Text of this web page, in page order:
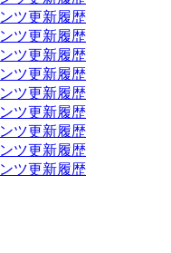
ツ更新履歴
ツ更新履歴
ツ更新履歴
ツ更新履歴
ツ更新履歴
ツ更新履歴
ツ更新履歴
ツ更新履歴
ツ更新履歴